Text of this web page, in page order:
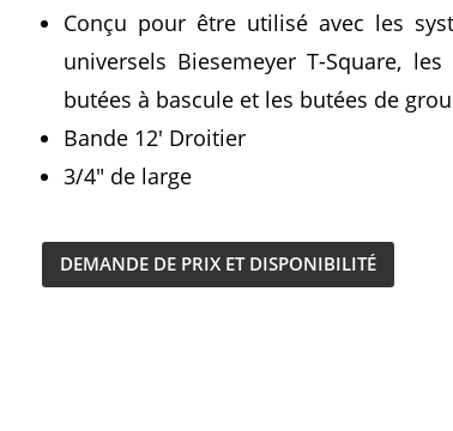
Conçu pour être utilisé avec les
universels Biesemeyer T-Square,
butées à bascule et les butées de
Bande 12′ Droitier
3/4″ de large
DEMANDE DE PRIX ET DISPONIBILITÉ